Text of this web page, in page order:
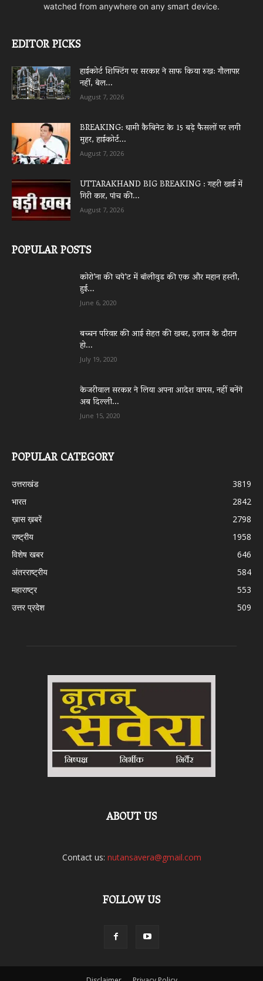
watched from anywhere on any smart device.
EDITOR PICKS
हाईकोर्ट शिफ्टिंग पर सरकार ने साफ किया रुख: गौलापार
नहीं, बेल...
August 7, 2026
BREAKING: धामी कैबिनेट के 15 बड़े फैसलों पर लगी
मुहर, हाईकोर्ट...
August 7, 2026
UTTARAKHAND BIG BREAKING : गहरी खाई में
गिरी कार, पांच की...
August 7, 2026
POPULAR POSTS
कोरो’ना की चपे’ट में बॉलीवुड की एक और महान हस्ती,
हुई...
June 6, 2020
बच्चन परिवार की आई सेहत की खबर, इलाज के दौरान
हो...
July 19, 2020
केजरीवाल सरकार ने लिया अपना आदेश वापस, नहीं बनेंगे
अब दिल्ली...
June 15, 2020
POPULAR CATEGORY
उत्तराखंड
3819
भारत
2842
ख़ास ख़बरें
2798
राष्ट्रीय
1958
विशेष खबर
646
अंतरराष्ट्रीय
584
महाराष्ट्र
553
उत्तर प्रदेश
509
ABOUT US
Contact us: nutansavera@gmail.com
FOLLOW US